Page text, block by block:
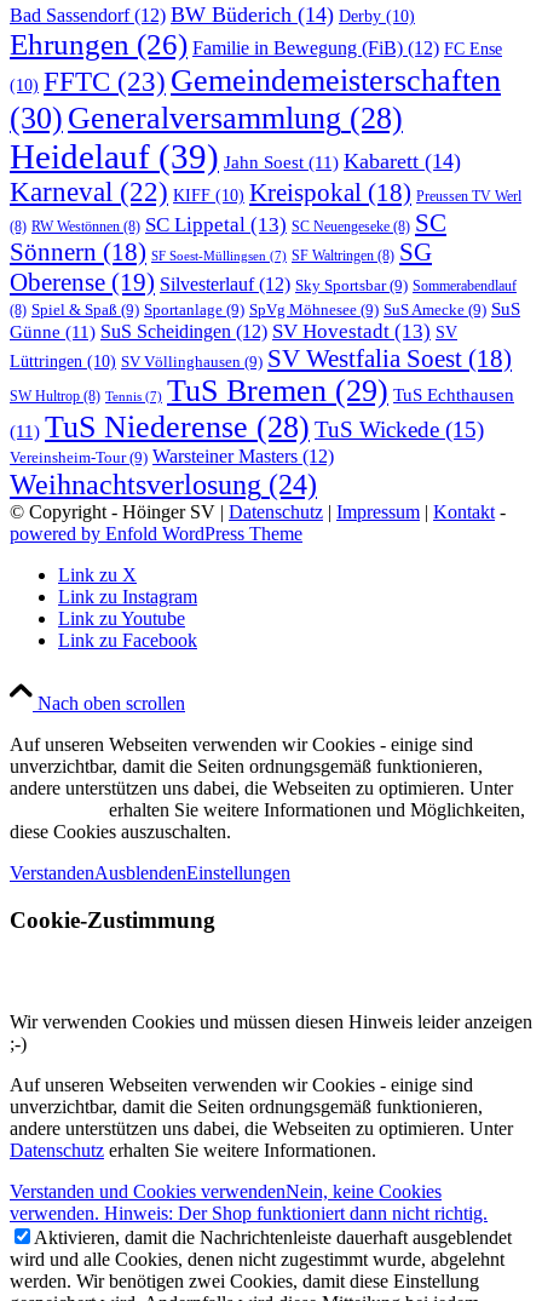
Bad Sassendorf(12) BW Büderich (14) Derby (10)
Ehrungen (26) Familie in Bewegung (FiB) (12) FC Ense
(10) FFTC (23) Gemeindemeisterschaften
(30) Generalversammlung (28)
Heidelauf (39) Jahn Soest (11) Kabarett (14)
Karneval (22) KIFF (10) Kreispokal (18) Preussen TV Werl
(8) RW Westönnen (8) SC Lippetal (13) SC Neuengeseke (8) SC
Sönnern (18) SF Soest-Müllingsen (7) SF Waltringen (8) SG
Oberense (19) Silvesterlauf(12) Sky Sportsbar(9) Sommerabendlauf
(8) Spiel & Spaß (9) Sportanlage (9) SpVg Möhnesee (9) SuS Amecke (9) SuS
Günne (11) SuS Scheidingen (12) SV Hovestadt (13) SV
Lüttringen (10) SV Völlinghausen (9) SV Westfalia Soest (18)
SW Hultrop (8) Tennis (7) TuS Bremen (29) TuS Echthausen
(11) TuS Niederense (28) TuS Wickede (15)
Vereinsheim-Tour(9) Warsteiner Masters (12)
Weihnachtsverlosung (24)
© Copyright - Höinger SV | Datenschutz | Impressum | Kontakt -
powered by Enfold WordPress Theme
Link zu X
Link zu Instagram
Link zu Youtube
Link zu Facebook
Nach oben scrollen
Auf unseren Webseiten verwenden wir Cookies - einige sind
unverzichtbar, damit die Seiten ordnungsgemäß funktionieren,
andere unterstützen uns dabei, die Webseiten zu optimieren. Unter
erhalten Sie weitere Informationen und Möglichkeiten,
diese Cookies auszuschalten.
VerstandenAusblendenEinstellungen
Cookie-Zustimmung
Wir verwenden Cookies und müssen diesen Hinweis leider anzeigen
;-)
Auf unseren Webseiten verwenden wir Cookies - einige sind
unverzichtbar, damit die Seiten ordnungsgemäß funktionieren,
andere unterstützen uns dabei, die Webseiten zu optimieren. Unter
Datenschutz erhalten Sie weitere Informationen.
Verstanden und Cookies verwendenNein, keine Cookies
verwenden. Hinweis: Der Shop funktioniert dann nicht richtig.
Aktivieren, damit die Nachrichtenleiste dauerhaft ausgeblendet
wird und alle Cookies, denen nicht zugestimmt wurde, abgelehnt
werden. Wir benötigen zwei Cookies, damit diese Einstellung